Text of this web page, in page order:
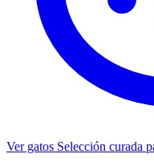
Ver gatos Selección curada